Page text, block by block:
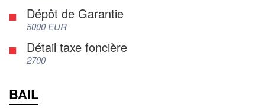
Dépôt de Garantie
5000 EUR
Détail taxe foncière
2700
BAIL